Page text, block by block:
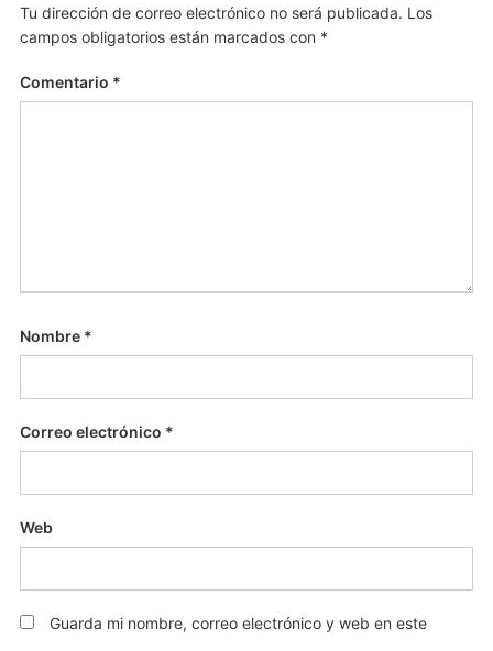
Tu dirección de correo electrónico no será publicada. Los
campos obligatorios están marcados con *
Comentario *
Nombre *
Correo electrónico *
Web
Guarda mi nombre, correo electrónico y web en este